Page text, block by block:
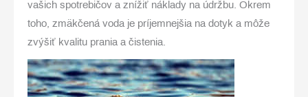
vašich spotrebičov a znížiť náklady na údržbu. Okrem
toho, zmäkčená voda je príjemnejšia na dotyk a môže
zvýšiť kvalitu prania a čistenia.